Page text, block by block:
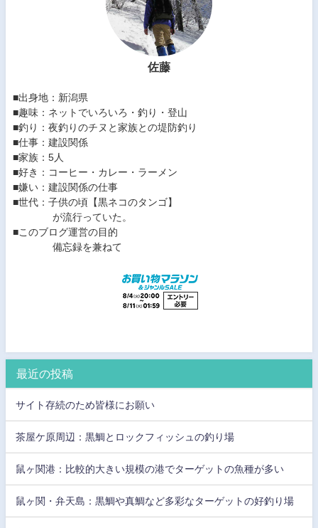
佐藤
■出身地：新潟県
■趣味：ネットでいろいろ・釣り・登山
■釣り：夜釣りのチヌと家族との堤防釣り
■仕事：建設関係
■家族：5人
■好き：コーヒー・カレー・ラーメン
■嫌い：建設関係の仕事
■世代：子供の頃【黒ネコのタンゴ】
が流行っていた。
■このブログ運営の目的
備忘録を兼ねて
最近の投稿
サイト存続のため皆様にお願い
茶屋ケ原周辺：黒鯛とロックフィッシュの釣り場
鼠ヶ関港：比較的大きい規模の港でターゲットの魚種が多い
鼠ヶ関・弁天島：黒鯛や真鯛など多彩なターゲットの好釣り場